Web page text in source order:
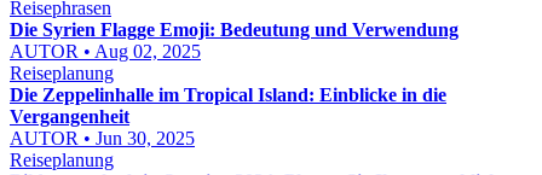
Reisephrasen
Die Syrien Flagge Emoji: Bedeutung und Verwendung
AUTOR • Aug 02, 2025
Reiseplanung
Die Zeppelinhalle im Tropical Island: Einblicke in die
Vergangenheit
AUTOR • Jun 30, 2025
Reiseplanung